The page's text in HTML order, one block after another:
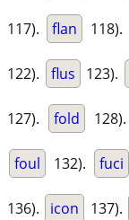
117). flan 118).
122). flus 123).
127). fold 128).
foul 132). fuci
136). icon 137).